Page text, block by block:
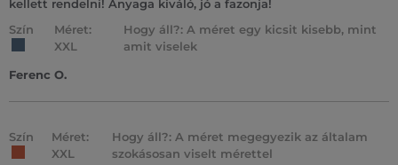
kellett rendelni! Anyaga kiváló, jó a fazonja!
Szín
Méret:
XXL
Hogy áll?: A méret egy kicsit kisebb, mint
amit viselek
Ferenc O.
Szín
Méret:
XXL
Hogy áll?: A méret megegyezik az általam
szokásosan viselt mérettel